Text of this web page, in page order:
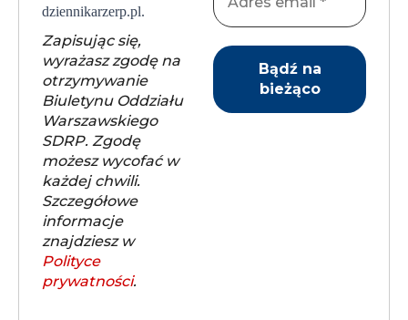
dziennikarzerp.pl.
Zapisując się,
wyrażasz zgodę na
otrzymywanie
Biuletynu Oddziału
Warszawskiego
SDRP. Zgodę
możesz wycofać w
każdej chwili.
Szczegółowe
informacje
znajdziesz w
Polityce
prywatności.